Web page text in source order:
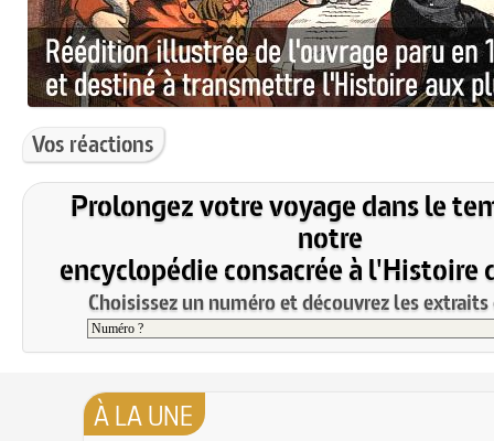
Vos réactions
Prolongez votre voyage dans le
notre
encyclopédie consacrée à l'Histoire
Choisissez un numéro et découvrez les
À LA UNE